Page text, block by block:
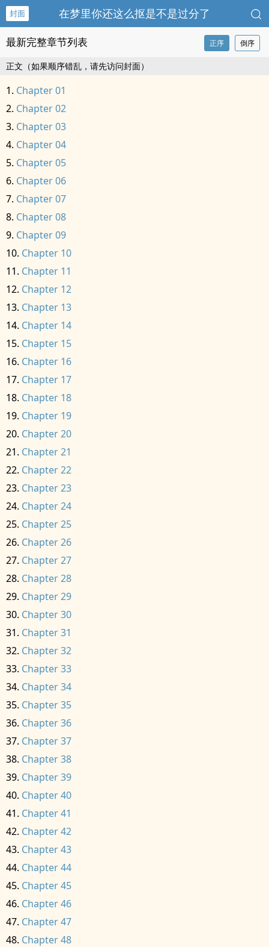
封面 在梦里你还这么抠是不是过分了
最新完整章节列表 正序 倒序
正文（如果顺序错乱，请先访问封面）
Chapter 01
Chapter 02
Chapter 03
Chapter 04
Chapter 05
Chapter 06
Chapter 07
Chapter 08
Chapter 09
Chapter 10
Chapter 11
Chapter 12
Chapter 13
Chapter 14
Chapter 15
Chapter 16
Chapter 17
Chapter 18
Chapter 19
Chapter 20
Chapter 21
Chapter 22
Chapter 23
Chapter 24
Chapter 25
Chapter 26
Chapter 27
Chapter 28
Chapter 29
Chapter 30
Chapter 31
Chapter 32
Chapter 33
Chapter 34
Chapter 35
Chapter 36
Chapter 37
Chapter 38
Chapter 39
Chapter 40
Chapter 41
Chapter 42
Chapter 43
Chapter 44
Chapter 45
Chapter 46
Chapter 47
Chapter 48